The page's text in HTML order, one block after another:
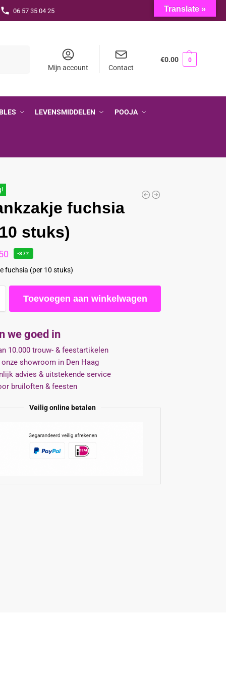
06 57 35 04 25
Mijn account Contact
€0.00 0
LEVENSMIDDELEN POOJA
fuchsia
stuks)
-37%
fuchsia (per 10 stuks)
Toevoegen aan winkelwagen
we goed in
10.000 trouw- & feestartikelen
showroom in Den Haag
advies & uitstekende service
bruiloften & feesten
Veilig online betalen
Translate »